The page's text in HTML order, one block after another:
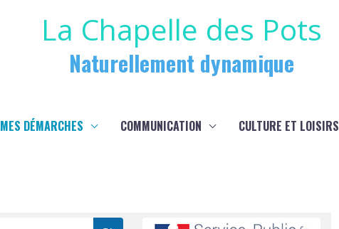
La Chapelle des Pots
Naturellement dynamique
MES DÉMARCHES COMMUNICATION CULTURE ET LOISIRS